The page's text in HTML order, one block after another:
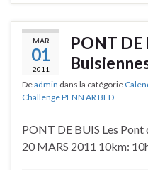
MAR
01
2011
PONT DE
Deadmin dans la catégorie
Challenge PENN AR BED
PONT DE BUIS Les
20 MARS 2011 10km: